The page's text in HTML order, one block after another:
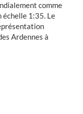
castles
Clervaux
comme
échelle 1:35. Le
Ardennes à